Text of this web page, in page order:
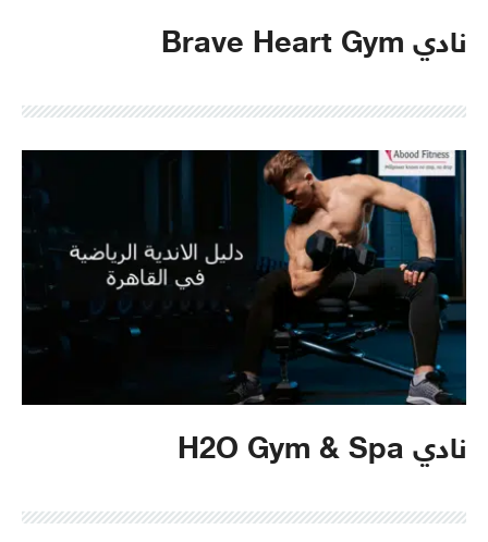
نادي Brave Heart Gym
نادي H2O Gym & Spa